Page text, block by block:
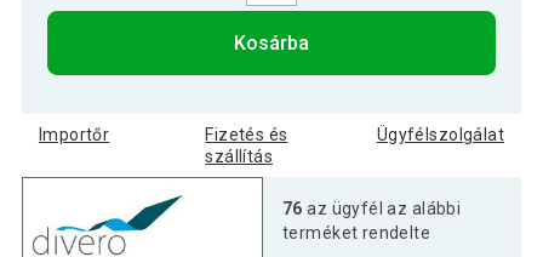
Kosárba
Importőr
Fizetés és
szállítás
Ügyfélszolgálat
76 az ügyfél az alábbi
terméket rendelte